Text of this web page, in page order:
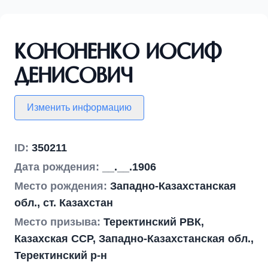
Кононенко Иосиф
Денисович
Изменить информацию
ID: 350211
Дата рождения:
__.__.1906
Место рождения: Западно-Казахстанская
обл., ст. Казахстан
Место призыва: Теректинский РВК,
Казахская ССР, Западно-Казахстанская обл.,
Теректинский р-н